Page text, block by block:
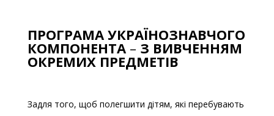
ПРОГРАМА УКРАЇНОЗНАВЧОГО
КОМПОНЕНТА – З ВИВЧЕННЯМ
ОКРЕМИХ ПРЕДМЕТІВ
Задля того, щоб полегшити дітям, які перебувають